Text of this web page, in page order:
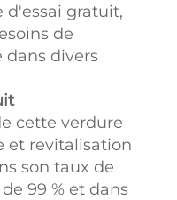
besoins, ce
qui réduit
Les
peuvent
essayer les
échantillons
et
d'essai gratuit,
de
divers
cette verdure
et revitalisation
son taux de
99 % et dans